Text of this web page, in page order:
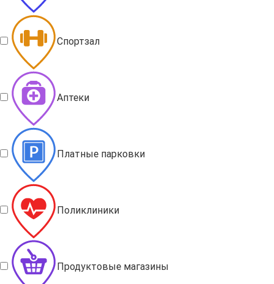
Спортзал
Аптеки
Платные парковки
Поликлиники
Продуктовые магазины